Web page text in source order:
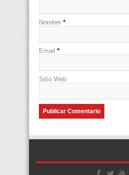
Nombre *
Email *
Sitio Web